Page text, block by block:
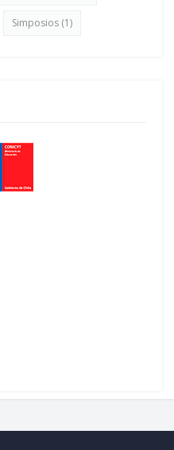
Simposios (1)